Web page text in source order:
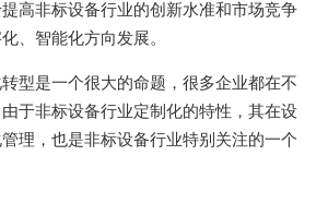
高非标设备行业的创新水准和市场竞争
、智能化方向发展。
型是一个很大的命题，很多企业都在不
于非标设备行业定制化的特性，其在设
理，也是非标设备行业特别关注的一个